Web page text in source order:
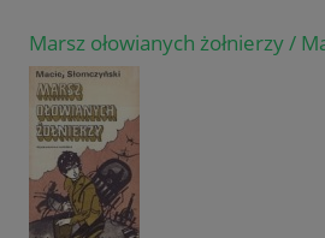
Marsz ołowianych żołnierzy /